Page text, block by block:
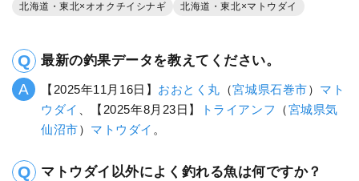
北海道・東北×オオクチイシナギ
北海道・東北×マトウダイ
最新の釣果データを教えてください。
【2025年11月16日】 おおとく丸 （宮城県石巻市） マト
ウダイ
、【2025年8月23日】 トライアンフ （宮城県気
仙沼市） マトウダイ 。
マトウダイ以外によく釣れる魚は何ですか？